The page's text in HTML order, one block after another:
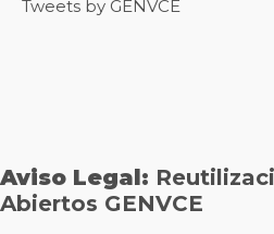
Tweets by GENVCE
Aviso Legal:
Abiertos GENVCE